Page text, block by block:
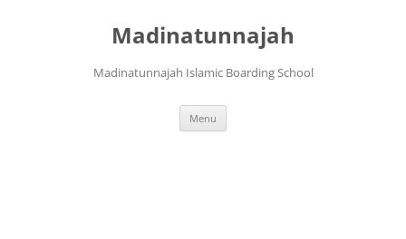
Madinatunnajah
Madinatunnajah Islamic Boarding School
Menu